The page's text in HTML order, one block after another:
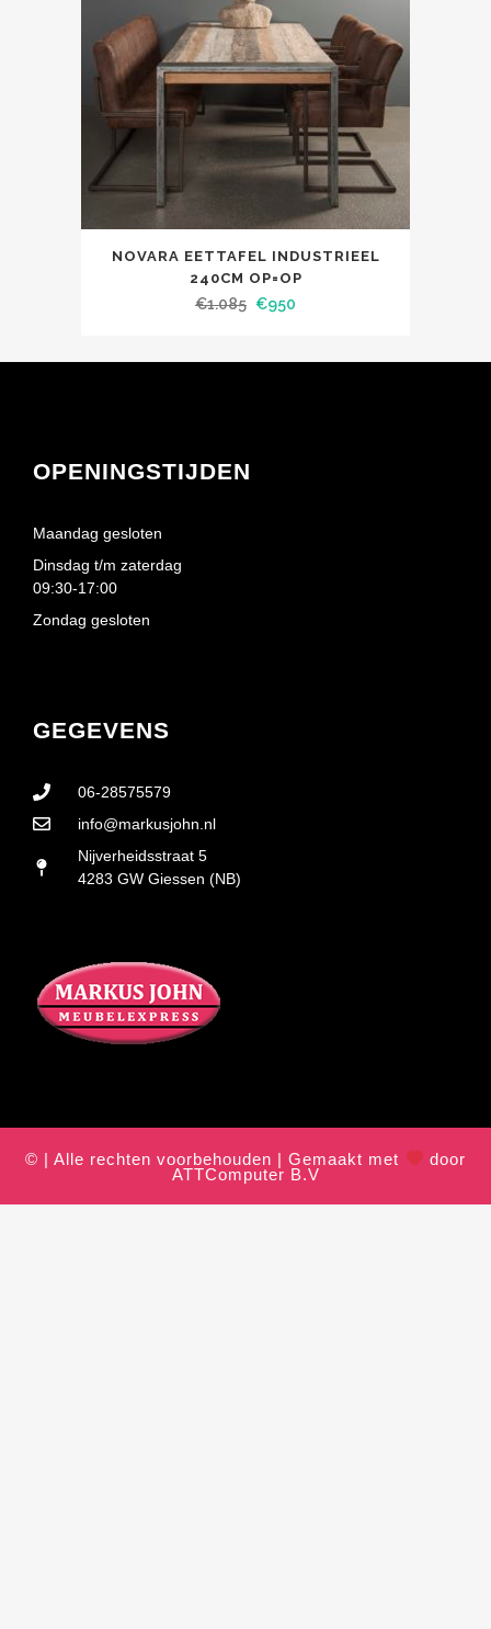
NOVARA EETTAFEL INDUSTRIEEL
240CM OP=OP
€1.085 €950
GEGEVENS
06-28575579
info@markusjohn.nl
Nijverheidsstraat 5
4283 GW Giessen (NB)
OPENINGSTIJDEN
Maandag gesloten
Dinsdag t/m zaterdag
09:30-17:00
Zondag gesloten
© | Alle rechten voorbehouden | Gemaakt met
door
ATTComputer B.V